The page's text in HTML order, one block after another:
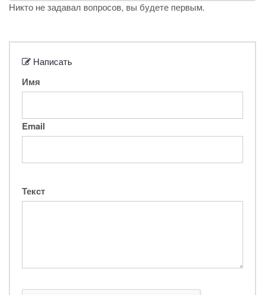
Никто не задавал вопросов, вы будете первым.
Написать
Имя
Email
Текст